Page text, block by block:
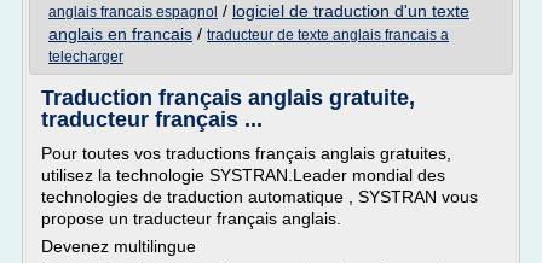
anglais francais espagnol / logiciel de traduction d'un texte
anglais en francais / traducteur de texte anglais francais a
telecharger
Traduction français anglais gratuite,
traducteur français ...
Pour toutes vos traductions français anglais gratuites,
utilisez la technologie SYSTRAN.Leader mondial des
technologies de traduction automatique , SYSTRAN vous
propose un traducteur français anglais.
Devenez multilingue